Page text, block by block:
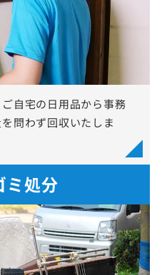
自宅の日用品から事務
問わず回収いたしま
ミ処分